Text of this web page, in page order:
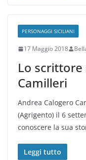
PERSONAGGI SICILIANI
17 Maggio 2018
Lo scrittore
Camilleri
Andrea Calogero
(Agrigento) il 6
conoscere la sua
Leggi tutto